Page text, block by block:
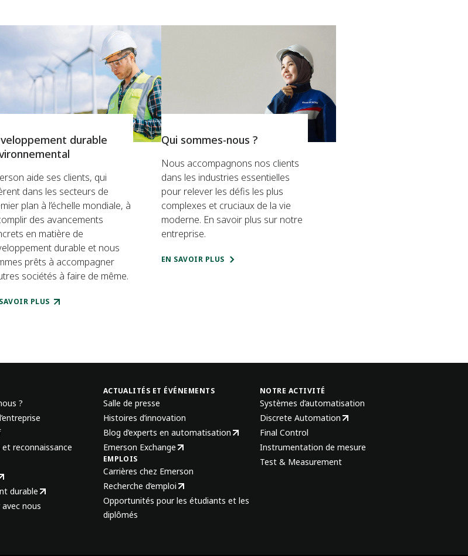
durable
aide ses clients, qui
dans les secteurs de
plan à l’échelle mondiale, à
des avancements
en matière de
durable et nous
prêts à accompagner
sociétés à faire de même.
PLUS
Qui sommes-nous ?
Nous accompagnons nos clients
dans les industries essentielles
pour relever les défis les plus
complexes et cruciaux de la vie
moderne. En savoir plus sur notre
entreprise.
EN SAVOIR PLUS
?
reconnaissance
durable
nous
ACTUALITÉS ET ÉVÉNEMENTS
Salle de presse
Histoires d’innovation
Blog d’experts en automatisation
Emerson Exchange
EMPLOIS
Carrières chez Emerson
Recherche d’emploi
Opportunités pour les étudiants et les
diplômés
NOTRE ACTIVITÉ
Systèmes d’automatisation
Discrete Automation
Final Control
Instrumentation de mesure
Test & Measurement